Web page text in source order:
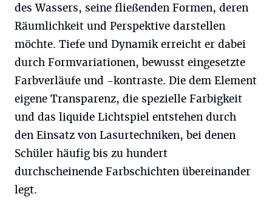
des Wassers, seine fließenden Formen, deren
Räumlichkeit und Perspektive darstellen
möchte. Tiefe und Dynamik erreicht er dabei
durch Formvariationen, bewusst eingesetzte
Farbverläufe und -kontraste. Die dem Element
eigene Transparenz, die spezielle Farbigkeit
und das liquide Lichtspiel entstehen durch
den Einsatz von Lasurtechniken, bei denen
Schüler häufig bis zu hundert
durchscheinende Farbschichten übereinander
legt.